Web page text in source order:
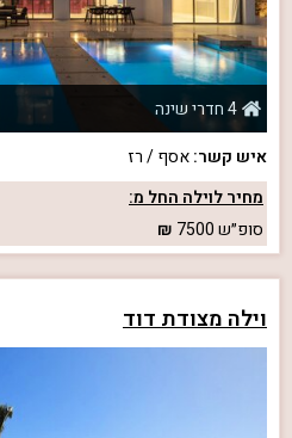
4 חדרי שינה
איש קשר:אסף / רז
מחיר לוילה החל מ:
סופ״ש7500
וילה מצודת דוד